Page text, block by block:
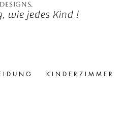
wie jedes Kind !
I D U N G K I N D E R Z I M M E R